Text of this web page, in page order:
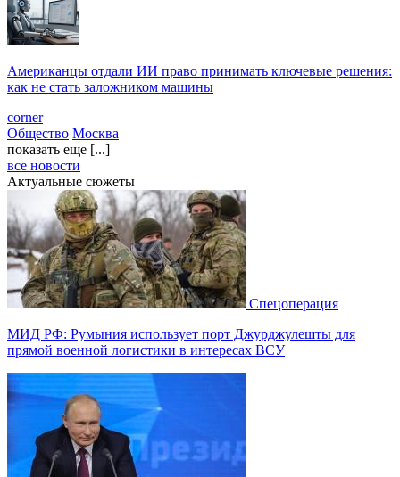
Американцы отдали ИИ право принимать ключевые решения:
как не стать заложником машины
corner
Общество Москва
показать еще [...]
все новости
Актуальные сюжеты
Спецоперация
МИД РФ: Румыния использует порт Джурджулешты для
прямой военной логистики в интересах ВСУ